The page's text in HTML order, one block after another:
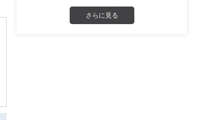
さらに見る